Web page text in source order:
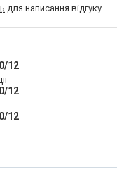
для написання відгуку
0/12
0/12
0/12